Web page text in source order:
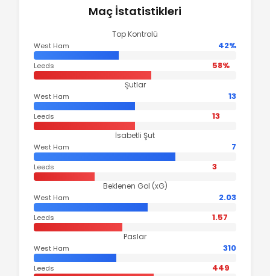
Maç İstatistikleri
Top Kontrolü
West Ham 42%
Leeds 58%
Şutlar
West Ham 13
Leeds 13
İsabetli Şut
West Ham 7
Leeds 3
Beklenen Gol (xG)
West Ham 2.03
Leeds 1.57
Paslar
West Ham 310
Leeds 449